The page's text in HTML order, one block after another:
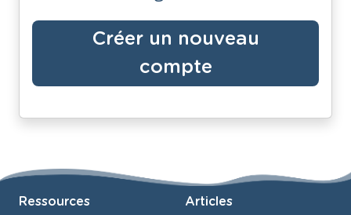
Créer un nouveau
compte
Ressources Articles